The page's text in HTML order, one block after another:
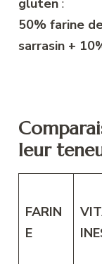
gluten :
50% farine
sarrasin +
leur
FARIN
E